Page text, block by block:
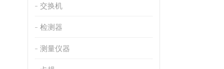
交换机
检测器
测量仪器